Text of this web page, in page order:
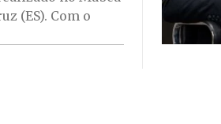
(ES). Com o